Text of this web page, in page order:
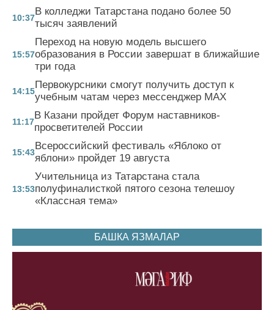
10:37
В колледжи Татарстана подано более 50
тысяч заявлений
15:57
Переход на новую модель высшего
образования в России завершат в ближайшие
три года
14:15
Первокурсники смогут получить доступ к
учебным чатам через мессенджер MAX
11:17
В Казани пройдет Форум наставников-
просветителей России
15:43
Всероссийский фестиваль «Яблоко от
яблони» пройдет 19 августа
13:53
Учительница из Татарстана стала
полуфиналисткой пятого сезона телешоу
«Классная тема»
БАШКА ЯЗМАЛАР